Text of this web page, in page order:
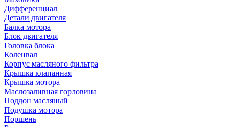
Дифференциал
Детали двигателя
Балка мотора
Блок двигателя
Головка блока
Коленвал
Корпус масляного фильтра
Крышка клапанная
Крышка мотора
Маслозаливная горловина
Поддон масляный
Подушка мотора
Поршень